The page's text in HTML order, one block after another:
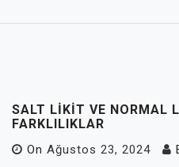
SALT LIKIT VE NORMAL
FARKLILIKLAR
On Ağustos 23, 2024